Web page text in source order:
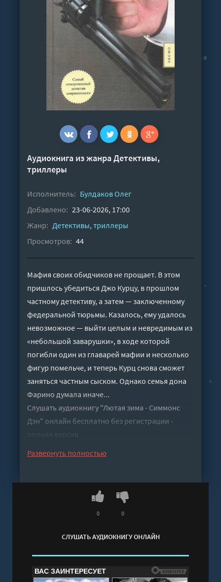
Аудиокнига из жанраДетективы,
триллеры
Исполнитель: Булдаков Олег
Добавлено: 23-06-2026, 17:00
Жанр: Детективы, триллеры
Просмотров: 44
Мафия своих обидчиков не прощает. В этом
пришлось убедиться Джо Курцу, в прошлом
частному детективу, а затем — заключенному
федеральной тюрьмы. Казалось, ему удалось
невозможное — выйти целым и невредимым из
«небольшой заварушки», в ходе которой
погибли один из главарей мафии и несколько
фигур помельче, и теперь Курц снова сможет
заняться частным сыском. Однако семья дона
Фарино думала иначе...
Слушать аудиокнигу "Лютая зима - Симмонс
Дэн" онлайн бесплатно без регистрации -
полная версия
Развернуть полностью
СЛУШАТЬ АУДИОКНИГУ ОНЛАЙН
0 0